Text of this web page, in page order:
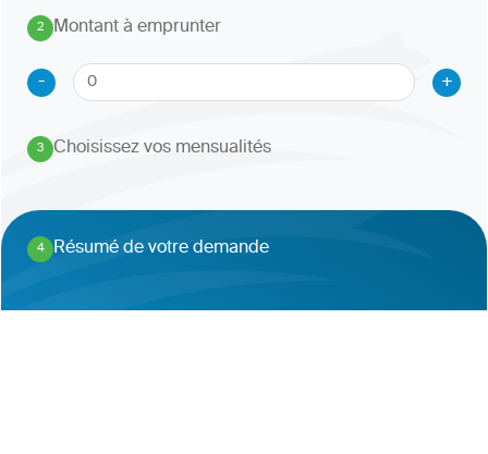
2
.
Montant à emprunter
-
+
3
. Choisissez vos mensualités
4
. Résumé de votre demande